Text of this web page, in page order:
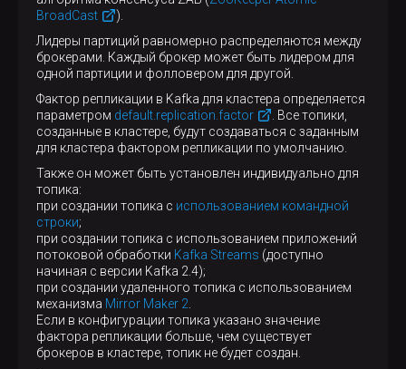
BroadCast
).
Лидеры партиций равномерно распределяются между
брокерами. Каждый брокер может быть лидером для
одной партиции и фолловером для другой.
Фактор репликации в Kafka для кластера определяется
параметром default.replication.factor
. Все топики,
созданные в кластере, будут создаваться с заданным
для кластера фактором репликации по умолчанию.
Также он может быть установлен индивидуально для
топика:
при создании топика с использованием командной
строки;
при создании топика с использованием приложений
потоковой обработки Kafka Streams (доступно
начиная с версии Kafka 2.4);
при создании удаленного топика с использованием
механизма Mirror Maker 2
Если в конфигурации топика указано значение
фактора репликации больше, чем существует
брокеров в кластере, топик не будет создан.